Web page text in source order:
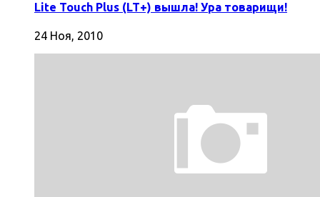
Lite Touch Plus (LT+) вышла! Ура товарищи!
24 Ноя, 2010